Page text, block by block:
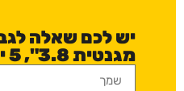
יש לכם שאלה
מגנטית 3.8", 5 יח' בשקית?